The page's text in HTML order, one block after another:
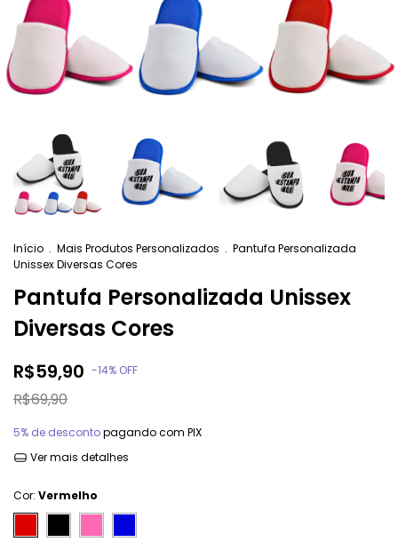
Início . Mais Produtos Personalizados . Pantufa Personalizada
Unissex Diversas Cores
Pantufa Personalizada Unissex
Diversas Cores
R$59,90 -14% OFF
R$69,90
5% de descontopagando com PIX
Ver mais detalhes
Cor: Vermelho